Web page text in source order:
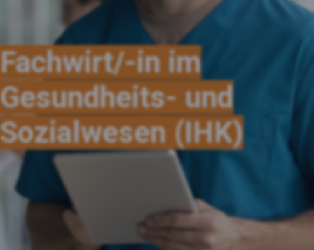
Fachwirt/-in im
Gesundheits- und
Sozialwesen (IHK)